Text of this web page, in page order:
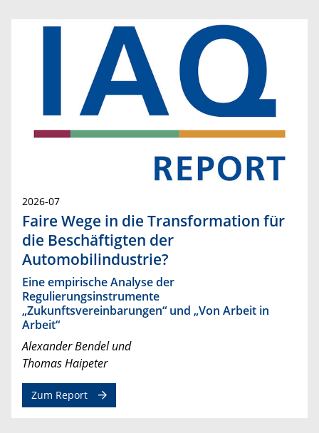
2026-07
Faire Wege in die Transformation für
die Beschäftigten der
Automobilindustrie?
Eine empirische Analyse der
Regulierungsinstrumente
„Zukunftsvereinbarungen“ und „Von Arbeit in
Arbeit“
Alexander Bendel und
Thomas Haipeter
Zum Report